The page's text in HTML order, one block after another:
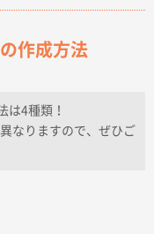
当なこと
作成方法
は4種類！
なりますので、ぜひご